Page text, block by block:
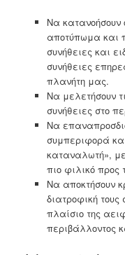
Να κατανοήσουν
αποτύπωμα και
συνήθειες και
συνήθειες
πλανήτη μας.
Να μελετήσουν
συνήθειες στο
Να
συμπεριφορά
καταναλωτή», με
πιο φιλικό προς
Να αποκτήσουν
διατροφική
πλαίσιο της
περιβάλλοντος